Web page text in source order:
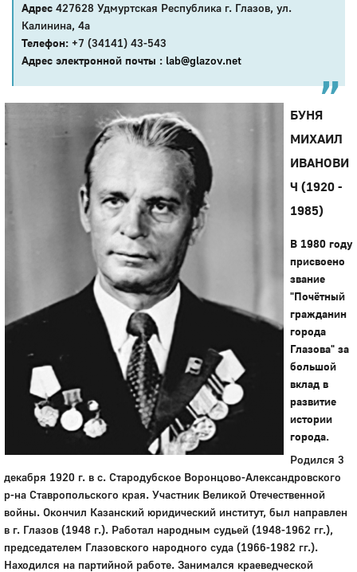
Адрес 427628 Удмуртская Республика г. Глазов, ул.
Калинина, 4а
Телефон: +7 (34141) 43-543
Адрес электронной почты : lab@glazov.net
БУНЯ
МИХАИЛ
ИВАНОВИ
Ч (1920 -
1985)
В 1980 году
присвоено
звание
"Почётный
гражданин
города
Глазова" за
большой
вклад в
развитие
истории
города.
Родился 3
декабря 1920 г. в с. Стародубское Воронцово-Александровского
р-на Ставропольского края. Участник Великой Отечественной
войны. Окончил Казанский юридический институт, был направлен
в г. Глазов (1948 г.). Работал народным судьей (1948-1962 гг.),
председателем Глазовского народного суда (1966-1982 гг.).
Находился на партийной работе. Занимался краеведческой